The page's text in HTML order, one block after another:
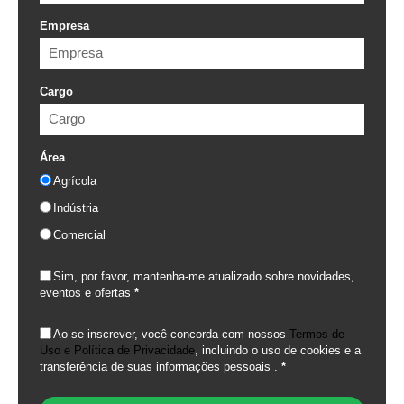
Empresa
Cargo
Área
Agrícola
Indústria
Comercial
Sim, por favor, mantenha-me atualizado sobre novidades,
eventos e ofertas *
Ao se inscrever, você concorda com nossos Termos de
Uso e Política de Privacidade , incluindo o uso de cookies e a
transferência de suas informações pessoais .
*